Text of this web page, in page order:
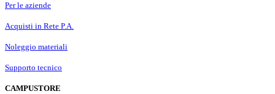
Per le aziende
Acquisti in Rete P.A.
Noleggio materiali
Supporto tecnico
CAMPUSTORE